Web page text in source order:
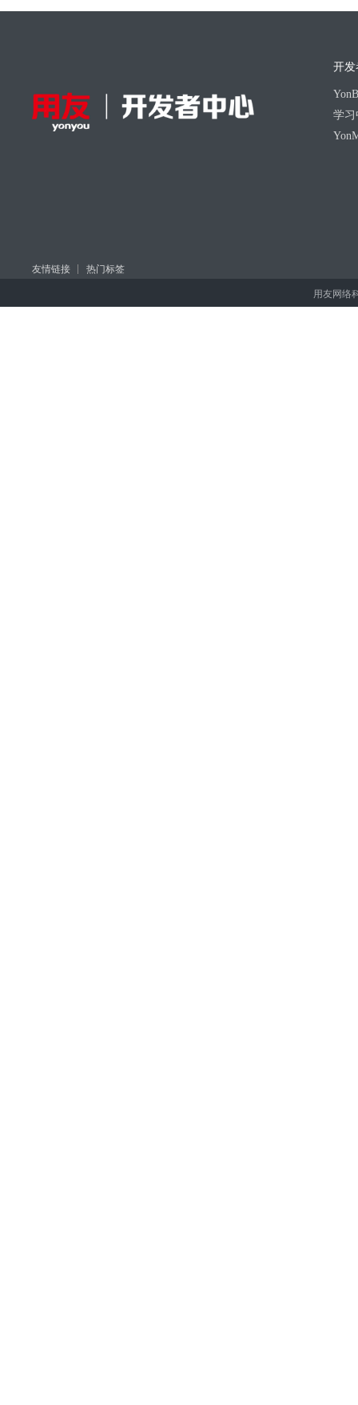
开发
学习
友情链接 热门标签
用友网络